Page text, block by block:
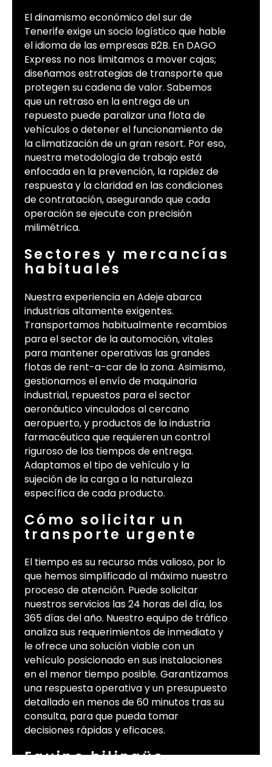
El dinamismo económico del sur de
Tenerife exige un socio logístico que hable
el idioma de las empresas B2B. En DAGO
Express no nos limitamos a mover cajas;
diseñamos estrategias de transporte que
protegen su cadena de valor. Sabemos
que un retraso en la entrega de un
repuesto puede paralizar una flota de
vehículos o detener el funcionamiento de
la climatización de un gran resort. Por eso,
nuestra metodología de trabajo está
enfocada en la prevención, la rapidez de
respuesta y la claridad en las condiciones
de contratación, asegurando que cada
operación se ejecute con precisión
milimétrica.
Sectores y mercancías
habituales
Nuestra experiencia en Adeje abarca
industrias altamente exigentes.
Transportamos habitualmente recambios
para el sector de la automoción, vitales
para mantener operativas las grandes
flotas de rent-a-car de la zona. Asimismo,
gestionamos el envío de maquinaria
industrial, repuestos para el sector
aeronáutico vinculados al cercano
aeropuerto, y productos de la industria
farmacéutica que requieren un control
riguroso de los tiempos de entrega.
Adaptamos el tipo de vehículo y la
sujeción de la carga a la naturaleza
específica de cada producto.
Cómo solicitar un
transporte urgente
El tiempo es su recurso más valioso, por lo
que hemos simplificado al máximo nuestro
proceso de atención. Puede solicitar
nuestros servicios las 24 horas del día, los
365 días del año. Nuestro equipo de tráfico
analiza sus requerimientos de inmediato y
le ofrece una solución viable con un
vehículo posicionado en sus instalaciones
en el menor tiempo posible. Garantizamos
una respuesta operativa y un presupuesto
detallado en menos de 60 minutos tras su
consulta, para que pueda tomar
decisiones rápidas y eficaces.
Equipo bilingüe